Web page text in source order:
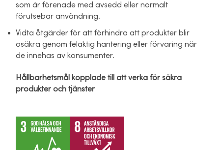
som är förenade med avsedd eller normalt
förutsebar användning.
Vidta åtgärder för att förhindra att produkter blir
osäkra genom felaktig hantering eller förvaring när
de innehas av konsumenter.
Hållbarhetsmål kopplade till att verka för säkra
produkter och tjänster